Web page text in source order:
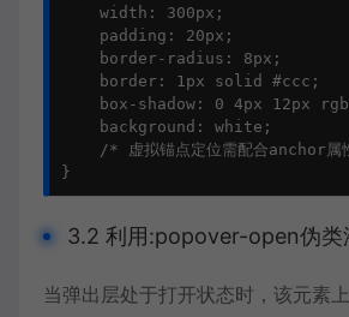
    width: 300px;
    padding: 20px;
    border-radius: 8px;
    border: 1px solid #ccc;
box-shadow: 0 4px 12px
    background: white;
/* 虚拟锚点定位需配合anchor属
}
3.2 利用:popover-open伪类
当弹出层处于打开状态时，该元素